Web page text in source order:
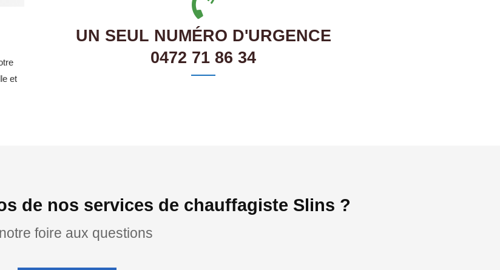
et
UN SEUL NUMÉRO D'URGENCE
0472 71 86 34
de nos services de chauffagiste Slins ?
foire aux questions